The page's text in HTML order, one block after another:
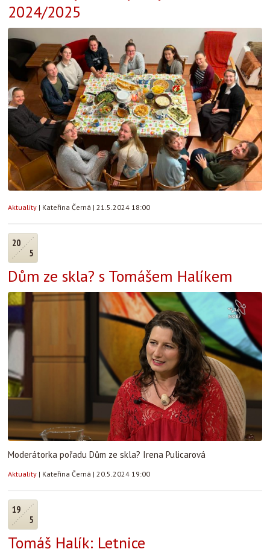
2024/2025
Aktuality | Kateřina Černá | 21.5.2024 18:00
20
5
Dům ze skla? s Tomášem Halíkem
Moderátorka pořadu Dům ze skla? Irena Pulicarová
Aktuality | Kateřina Černá | 20.5.2024 19:00
19
5
Tomáš Halík: Letnice